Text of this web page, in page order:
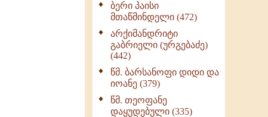
ბერი პაისი
მთაწმინდელი (472)
არქიმანდრიტი
გაბრიელი (ურგებაძე)
(442)
წმ. ბარსანოფი დიდი და
იოანე (379)
წმ. თეოფანე
დაყუდებული (335)